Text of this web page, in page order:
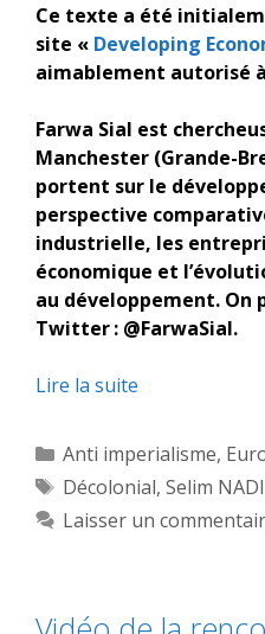
Ce texte a été
site « Developing
aimablement autorisé
Farwa Sial est
Manchester (Grande-
portent sur le
perspective
industrielle, les
économique et
au développement. On
Twitter : @FarwaSial.
Lire la suite
Catégories
Anti imperialisme,
Étiquettes
Décolonial, Selim NADI
Laisser un